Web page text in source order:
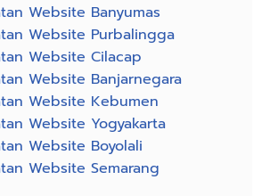
Website Banyumas
Website Purbalingga
Website Cilacap
Website Banjarnegara
Website Kebumen
Website Yogyakarta
Website Boyolali
Website Semarang